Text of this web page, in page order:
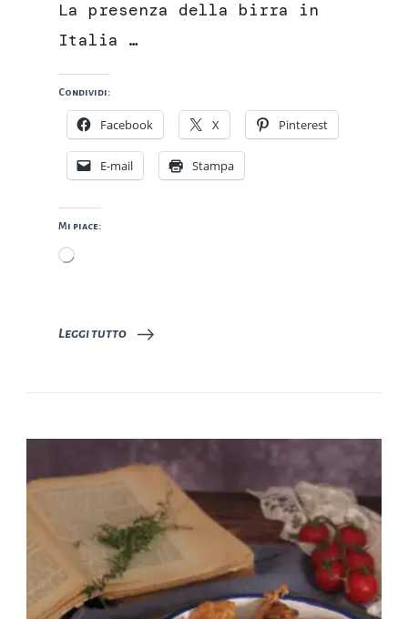
La presenza della birra in
Italia …
Condividi:
Facebook X Pinterest
E-mail Stampa
Mi piace:
Caricamento
Leggi tutto